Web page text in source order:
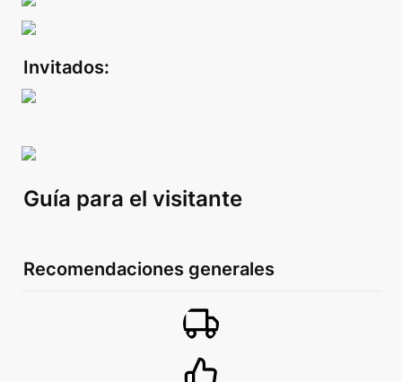
Invitados:
Guía para el visitante
Recomendaciones generales